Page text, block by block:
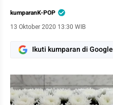
kumparanK-POP
13 Oktober 2020 13:30 WIB
Ikuti kumparan di Google